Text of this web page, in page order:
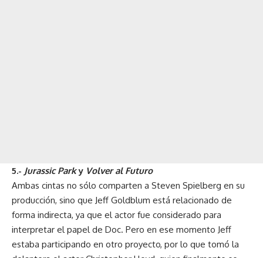
5.- Jurassic Parky Volver al Futuro
Ambas cintas no sólo comparten a Steven Spielberg en su
producción, sino que Jeff Goldblum está relacionado de
forma indirecta, ya que el actor fue considerado para
interpretar el papel de Doc. Pero en ese momento Jeff
estaba participando en otro proyecto, por lo que tomó la